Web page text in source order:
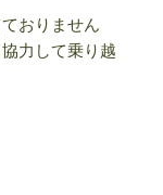
おりません
力して乗り越